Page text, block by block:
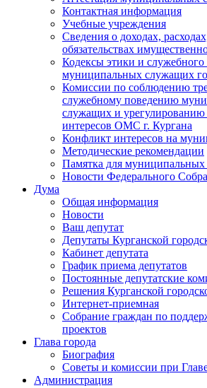
Контактная информация
Учебные учреждения
Сведения о доходах,
обязательствах
Кодексы этики и служебного
муниципальных служащих
Комиссии по соблюдению
служебному поведению
служащих и урегулированию
интересов ОМС г. Кургана
Конфликт интересов на
Методические рекомендации
Памятка для
Новости Федерального
Дума
Общая информация
Новости
Ваш депутат
Депутаты Курганской
Кабинет депутата
График приема депутатов
Постоянные депутатские
Решения Курганской
Интернет-приемная
Собрание граждан по
проектов
Глава города
Биография
Советы и комиссии при
Администрация